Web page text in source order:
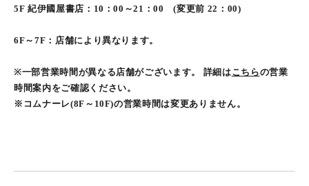
5F 紀伊國屋書店：10：00～21：00 (変更前 22：00)
6F～7F：店舗により異なります。
※一部営業時間が異なる店舗がございます。 詳細はこちらの営業
時間案内をご確認ください。
※コムナーレ(8F～10F)の営業時間は変更ありません。